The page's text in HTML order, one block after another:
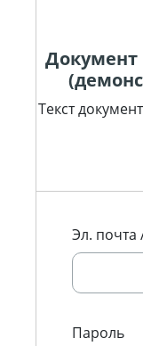
Документ
Текст
Эл. почта
Пароль